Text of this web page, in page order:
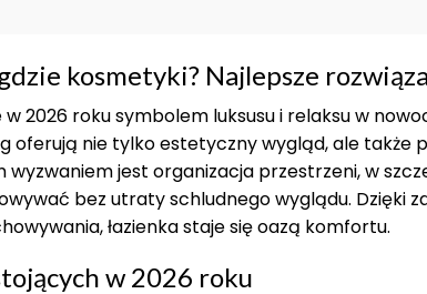
kosmetyki? Najlepsze
2026 roku symbolem luksusu i relaksu w
oferują nie tylko estetyczny wygląd, ale także
wyzwaniem jest organizacja przestrzeni, w
bez utraty schludnego wyglądu. Dzięki
łazienka staje się oazą komfortu.
w 2026 roku